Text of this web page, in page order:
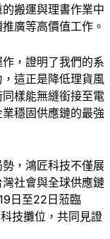
搬運與理書作業中
廣等高價值工作。
，證明了我們的系
這正是降低理貨風
樣能無縫銜接至電
穩固供應鏈的最強
，鴻匠科技不僅展
社會與全球供應鏈
日至22日蒞臨
技攤位，共同見證